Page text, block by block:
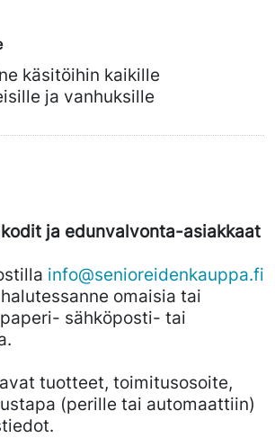
käsitöihin kaikille
ja vanhuksille
ja edunvalvonta-asiakkaat
info@senioreidenkauppa.fi
omaisia tai
sähköposti- tai
tuotteet, toimitusosoite,
(perille tai automaattiin)